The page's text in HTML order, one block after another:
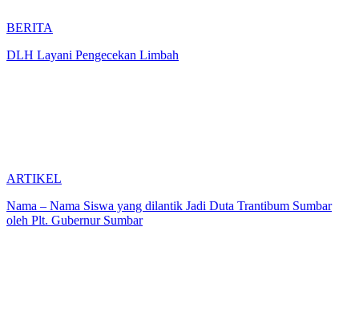
BERITA
DLH Layani Pengecekan Limbah
ARTIKEL
Nama – Nama Siswa yang dilantik Jadi Duta Trantibum Sumbar
oleh Plt. Gubernur Sumbar